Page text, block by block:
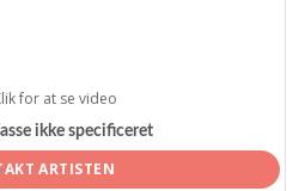
for at se video
ikke specificeret
ARTISTEN